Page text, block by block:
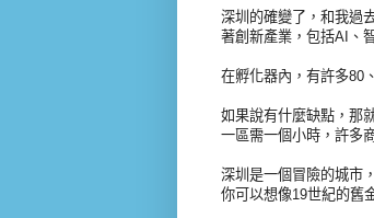
深圳的確變了，和我過
著創新產業，包括AI、
在孵化器內，有許多80
如果說有什麼缺點，那
一區需一個小時，許多
深圳是一個冒險的城市
你可以想像19世紀的舊